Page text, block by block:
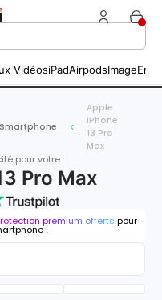
VidéosiPadAirpodsImage
Smartphone
Apple
iPhone
13 Pro
Max
pour votre
Pro Max
premium offerts pour
!